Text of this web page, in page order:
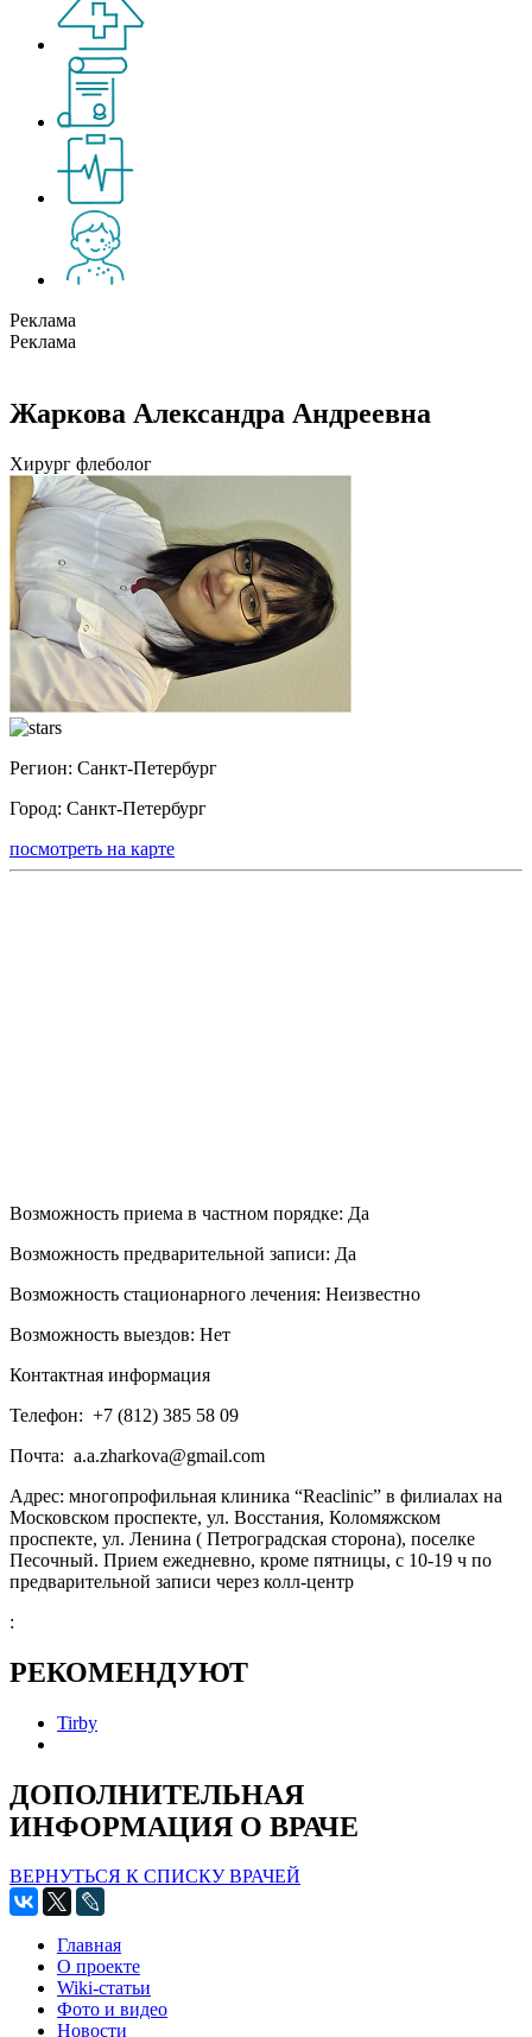
Реклама
Реклама
Жаркова Александра Андреевна
Хирург флеболог
Регион: Санкт-Петербург
Город: Санкт-Петербург
посмотреть на карте
Возможность приема в частном порядке: Да
Возможность предварительной записи: Да
Возможность стационарного лечения: Неизвестно
Возможность выездов: Нет
Контактная информация
Телефон: +7 (812) 385 58 09
Почта: a.a.zharkova@gmail.com
Адрес: многопрофильная клиника “Reaclinic” в филиалах на
Московском проспекте, ул. Восстания, Коломяжском
проспекте, ул. Ленина ( Петроградская сторона), поселке
Песочный. Прием ежедневно, кроме пятницы, с 10-19 ч по
предварительной записи через колл-центр
:
РЕКОМЕНДУЮТ
Tirby
ДОПОЛНИТЕЛЬНАЯ
ИНФОРМАЦИЯ О ВРАЧЕ
ВЕРНУТЬСЯ К СПИСКУ ВРАЧЕЙ
Главная
О проекте
Wiki-статьи
Фото и видео
Новости